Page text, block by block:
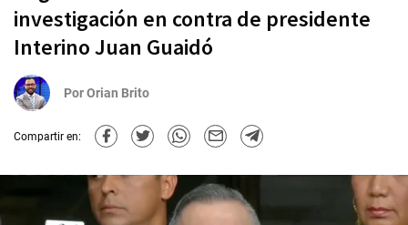
investigación en contra de presidente
Interino Juan Guaidó
PorOrian Brito
Compartir en: